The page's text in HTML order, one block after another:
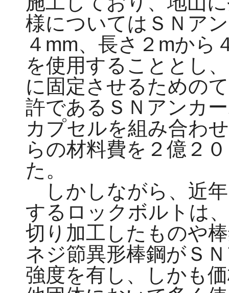
様についてはＳＮア
４mm、長さ２mから
を使用することとし
に固定させるための
許であるＳＮアンカ
カプセルを組み合わ
らの材料費を２億２
た。
しかしながら、近
するロックボルトは
切り加工したものや
ネジ節異形棒鋼がＳ
強度を有し、しかも